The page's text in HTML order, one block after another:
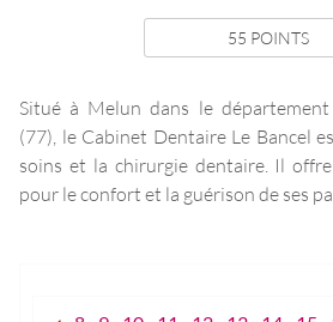
55 POINTS
Situé à Melun dans le
(77), le Cabinet Dentaire Le Bancel
soins et la chirurgie dentaire. Il
pour le confort et la guérison de ses